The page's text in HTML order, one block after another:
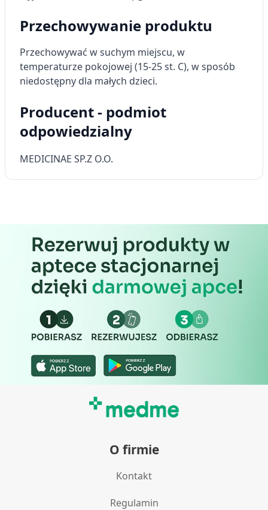
Przechowywanie produktu
Przechowywać w suchym miejscu, w
temperaturze pokojowej (15-25 st. C), w sposób
niedostępny dla małych dzieci.
Producent - podmiot
odpowiedzialny
MEDICINAE SP.Z O.O.
O firmie
Kontakt
Regulamin
Użycie dokładnych danych
Identyfikowanie urządzeń na podstawie
aktywnie żądanych informacji
Cele przetwarzania inne niż IAB:
Niezbędne
Wydajność (Performance)
Reklama / śledzenie